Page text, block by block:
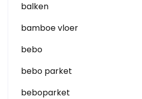
balken
bamboe vloer
bebo
bebo parket
beboparket